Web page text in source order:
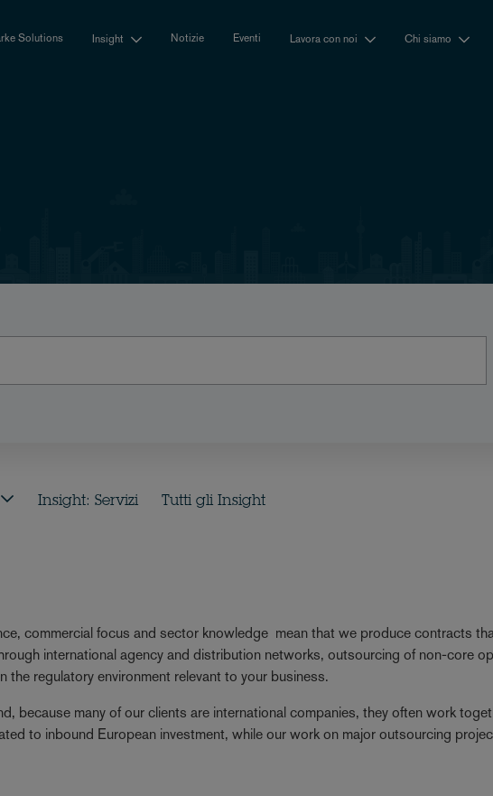
Solutions Insight Notizie Eventi Lavora con noi Chi siamo
Insight: Servizi Tutti gli Insight
commercial focus and sector knowledge mean that we produce contracts
international agency and distribution networks, outsourcing of non-core
regulatory environment relevant to your business.
because many of our clients are international companies, they often work
to inbound European investment, while our work on major outsourcing